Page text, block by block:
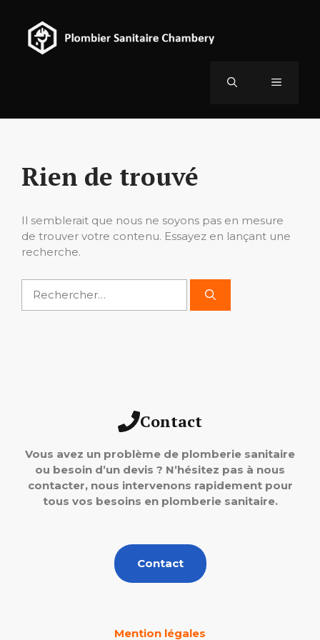
contenu
Menu
Rien de trouvé
Il semblerait que nous ne soyons pas en mesure
de trouver votre contenu. Essayez en lançant une
recherche.
Contact
Vous avez un problème de plomberie sanitaire
ou besoin d’un devis ? N’hésitez pas à nous
contacter, nous intervenons rapidement pour
tous vos besoins en plomberie sanitaire.
Contact
Mention légales